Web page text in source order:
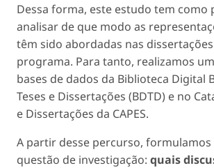
Dessa forma, este estudo tem como
analisar de que modo as
têm sido abordadas nas
programa. Para tanto, realizamos
bases de dados da Biblioteca Digital
Teses e Dissertações (BDTD) e no
e Dissertações da CAPES.
A partir desse percurso, formulamos
questão de investigação: quais